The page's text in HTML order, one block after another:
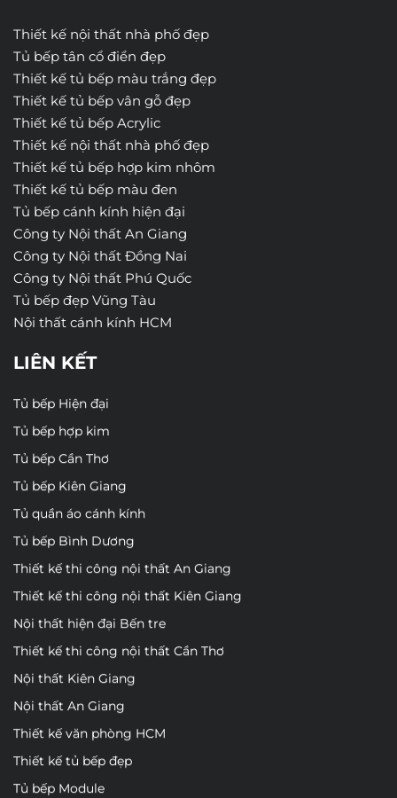
Thiết kế nội thất nhà phố đẹp
Tủ bếp tân cổ điển đẹp
Thiết kế tủ bếp màu trắng đẹp
Thiết kế tủ bếp vân gỗ đẹp
Thiết kế tủ bếp Acrylic
Thiết kế nội thất nhà phố đẹp
Thiết kế tủ bếp hợp kim nhôm
Thiết kế tủ bếp màu đen
Tủ bếp cánh kính hiện đại
Công ty Nội thất An Giang
Công ty Nội thất Đồng Nai
Công ty Nội thất Phú Quốc
Tủ bếp đẹp Vũng Tàu
Nội thất cánh kính HCM
LIÊN KẾT
Tủ bếp Hiện đại
Tủ bếp hợp kim
Tủ bếp Cần Thơ
Tủ bếp Kiên Giang
Tủ quần áo cánh kính
Tủ bếp Bình Dương
Thiết kế thi công nội thất An Giang
Thiết kế thi công nội thất Kiên Giang
Nội thất hiện đại Bến tre
Thiết kế thi công nội thất Cần Thơ
Nội thất Kiên Giang
Nội thất An Giang
Thiết kế văn phòng HCM
Thiết kế tủ bếp đẹp
Tủ bếp Module